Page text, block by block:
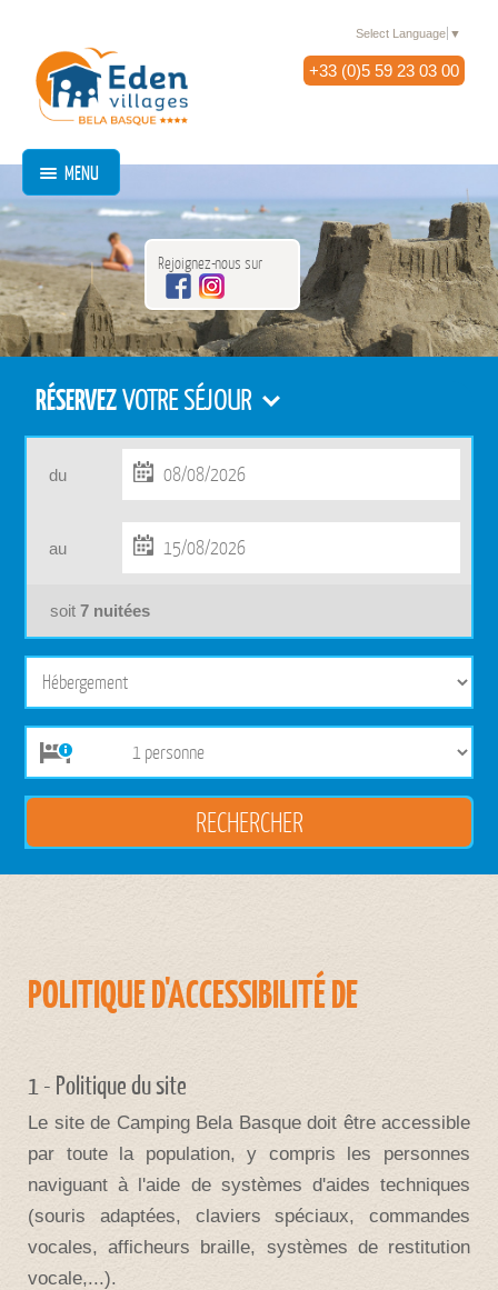
Rejoignez-nous sur
MENU
Select Language ▼
+33 (0)5 59 23 03 00
RÉSERVEZVOTRE SÉJOUR
du
au
soit7 nuitées
POLITIQUE D'ACCESSIBILITÉ DE
1 - Politique du site
Le site de Camping Bela Basque doit être accessible
par toute la population, y compris les personnes
naviguant à l'aide de systèmes d'aides techniques
(souris adaptées, claviers spéciaux, commandes
vocales, afficheurs braille, systèmes de restitution
vocale,...).